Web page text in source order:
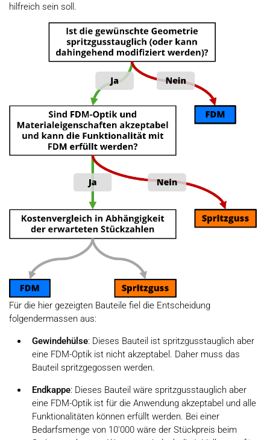
hilfreich sein soll.
Für die hier gezeigten Bauteile fiel die Entscheidung
folgendermassen aus:
Gewindehülse: Dieses Bauteil ist spritzgusstauglich aber
eine FDM-Optik ist nicht akzeptabel. Daher muss das
Bauteil spritzgegossen werden.
Endkappe: Dieses Bauteil wäre spritzgusstauglich aber
eine FDM-Optik ist für die Anwendung akzeptabel und alle
Funktionalitäten können erfüllt werden. Bei einer
Bedarfsmenge von 10'000 wäre der Stückpreis beim